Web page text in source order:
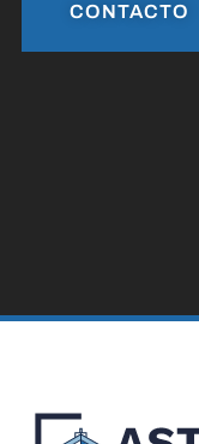
CONTACTO